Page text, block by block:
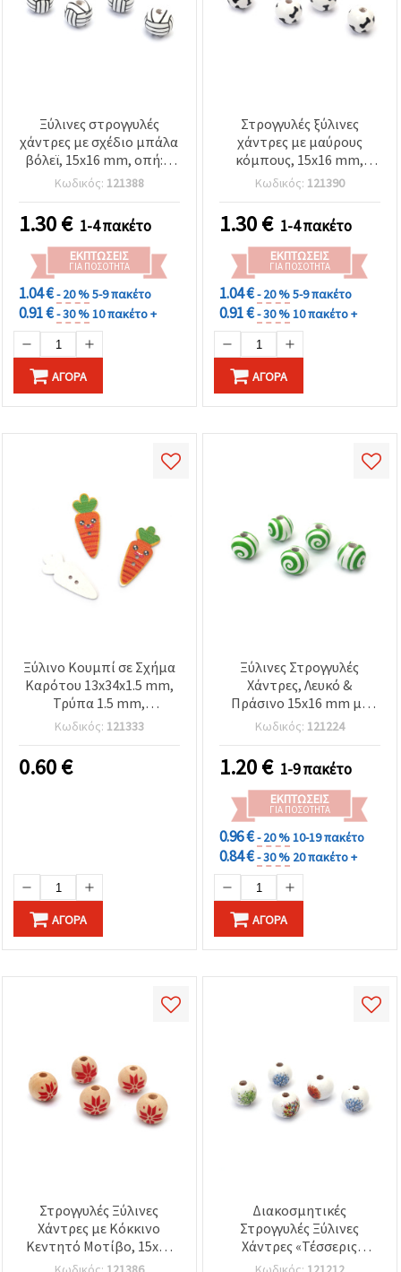
Ξύλινες στρογγυλές
χάντρες με σχέδιο μπάλα
βόλεϊ, 15x16 mm, οπή: 4
mm, λευκό & μαύρο
(ασορτί) - 10 τεμ.
Κωδικός: 121388
1.30€ 1-4 πακέτο
ΕΚΠΤΏΣΕΙΣ
ΓΙΑ ΠΟΣΌΤΗΤΑ
1.04 €- 20 %5-9 πακέτο
0.91 €- 30 %10 πακέτο +
ΑΓΟΡΆ
Στρογγυλές ξύλινες
χάντρες με μαύρους
κόμπους, 15x16 mm,
τρύπα 4 mm, λευκό - 10
τεμ.
Κωδικός: 121390
1.30€ 1-4 πακέτο
ΕΚΠΤΏΣΕΙΣ
ΓΙΑ ΠΟΣΌΤΗΤΑ
1.04 €- 20 %5-9 πακέτο
0.91 €- 30 %10 πακέτο +
ΑΓΟΡΆ
Ξύλινο Κουμπί σε Σχήμα
Καρότου 13x34x1.5 mm,
Τρύπα 1.5 mm,
Πορτοκαλί, Συσκευασία
10 τεμ.
Κωδικός: 121333
0.60€
ΑΓΟΡΆ
Ξύλινες Στρογγυλές
Χάντρες, Λευκό &
Πράσινο 15x16 mm με
Τρύπα 4 mm –
Συσκευασία 10 τεμ. για
Κοσμήματα &
Χειροτεχνίες DIY
(ανάμεικτες)
Κωδικός: 121224
1.20€ 1-9 πακέτο
ΕΚΠΤΏΣΕΙΣ
ΓΙΑ ΠΟΣΌΤΗΤΑ
0.96 €- 20 %10-19 πακέτο
0.84 €- 30 % 20 πακέτο +
ΑΓΟΡΆ
Στρογγυλές Ξύλινες
Χάντρες με Κόκκινο
Κεντητό Μοτίβο, 15x16
mm, Τρύπα 4 mm,
Διακοσμητικές
Στρογγυλές Ξύλινες
Χάντρες «Τέσσερις
Εποχές», 15x16 mm, Οπή